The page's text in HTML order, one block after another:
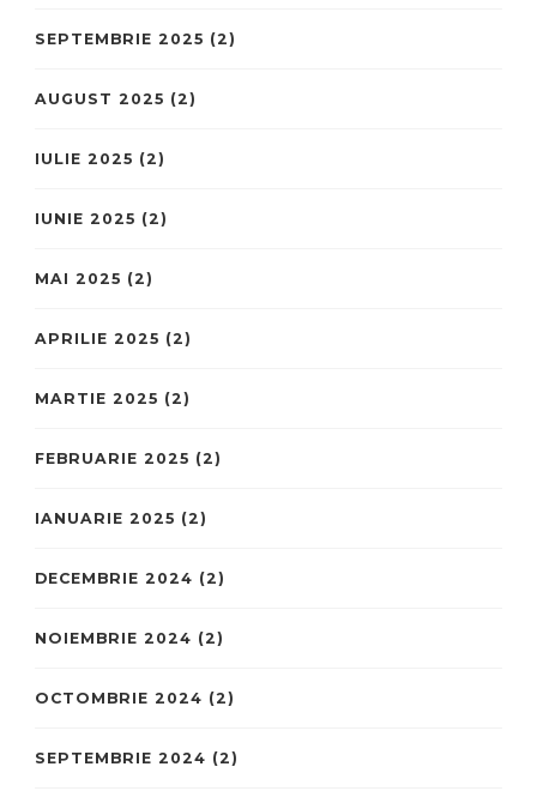
SEPTEMBRIE 2025 (2)
AUGUST 2025 (2)
IULIE 2025 (2)
IUNIE 2025 (2)
MAI 2025 (2)
APRILIE 2025 (2)
MARTIE 2025 (2)
FEBRUARIE 2025 (2)
IANUARIE 2025 (2)
DECEMBRIE 2024 (2)
NOIEMBRIE 2024 (2)
OCTOMBRIE 2024 (2)
SEPTEMBRIE 2024 (2)